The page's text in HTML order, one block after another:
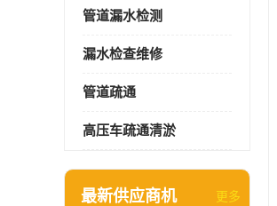
管道漏水检测
漏水检查维修
管道疏通
高压车疏通清淤
最新供应商机 更多